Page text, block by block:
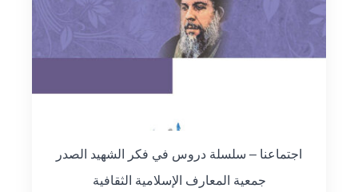
اجتماعنا – سلسلة دروس في فكر الشهيد الصدر
جمعية المعارف الإسلامية الثقافية